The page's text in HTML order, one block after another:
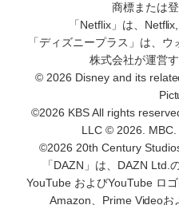
商標または
「Netflix」は、
「ディズニープラス」は、
株式会社が運営
© 2026 Disney and its
©2026 KBS All rights
LLC © 2026.
©2026 20th Century
「DAZN」は、DAZN Ltd.
YouTube およびYouTube ロ
Amazon、Prime Videoお